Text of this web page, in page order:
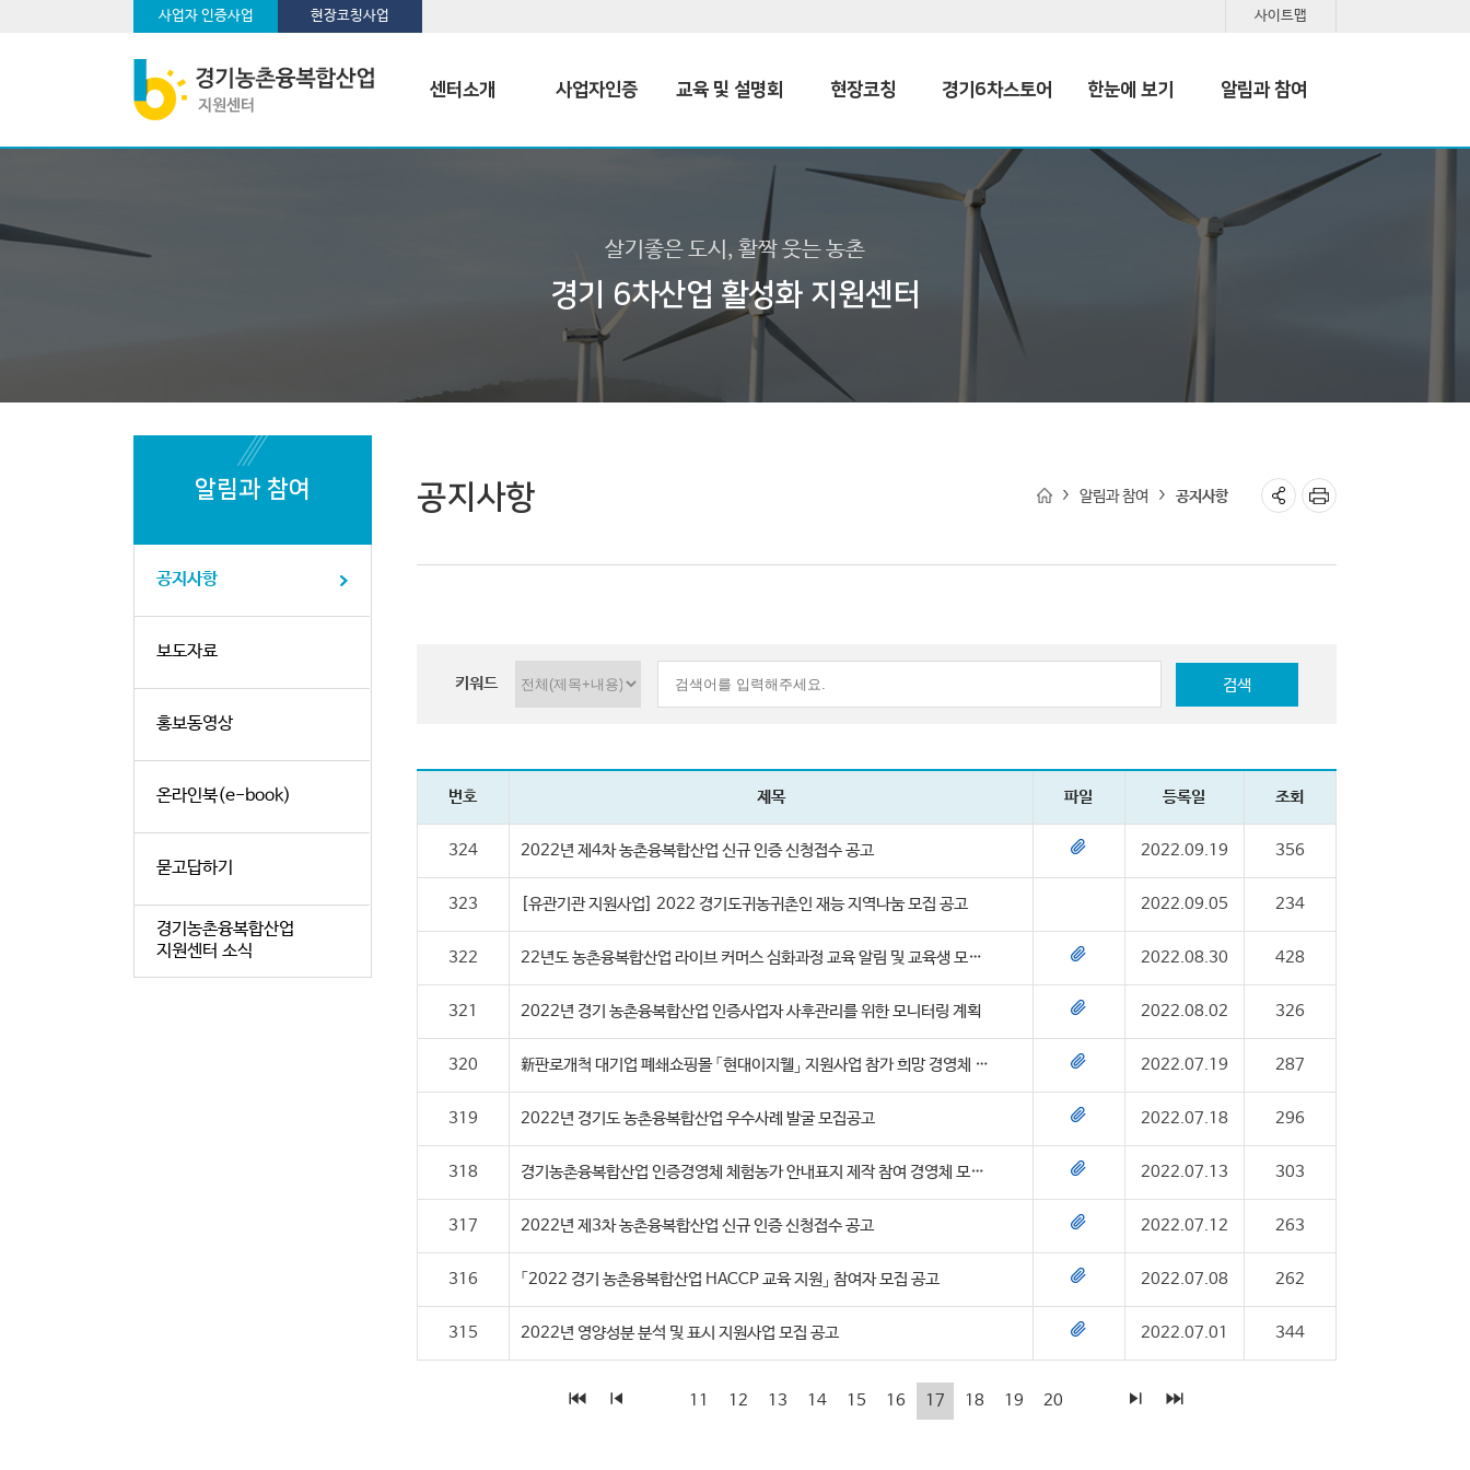
센터소개 사업자인증 교육 및 설명회 현장코칭 경기6차스토어 한눈에 보기 알림과 참여
사업자 인증사업 현장코칭사업 사이트맵
살기좋은 도시, 활짝 웃는 농촌
경기 6차산업 활성화 지원센터
알림과 참여
공지사항
보도자료
홍보동영상
온라인북(e-book)
묻고답하기
경기농촌융복합산업
지원센터 소식
공지사항 알림과 참여 공지사항
키워드 검색
번호 제목 파일 등록일 조회
324 2022년 제4차 농촌융복합산업 신규 인증 신청접수 공고 2022.09.19 356
323 [유관기관 지원사업] 2022 경기도귀농귀촌인 재능 지역나눔 모집 공고 2022.09.05 234
322 22년도 농촌융복합산업 라이브 커머스 심화과정 교육 알림 및 교육생 모집(지원센터) 2022.08.30 428
321 2022년 경기 농촌융복합산업 인증사업자 사후관리를 위한 모니터링 계획 2022.08.02 326
320 新판로개척 대기업 폐쇄쇼핑몰 「현대이지웰」 지원사업 참가 희망 경영체 모집 2022.07.19 287
319 2022년 경기도 농촌융복합산업 우수사례 발굴 모집공고 2022.07.18 296
318 경기농촌융복합산업 인증경영체 체험농가 안내표지 제작 참여 경영체 모집 공고 2022.07.13 303
317 2022년 제3차 농촌융복합산업 신규 인증 신청접수 공고 2022.07.12 263
316 「2022 경기 농촌융복합산업 HACCP 교육 지원」 참여자 모집 공고 2022.07.08 262
315 2022년 영양성분 분석 및 표시 지원사업 모집 공고 2022.07.01 344
11 12 13 14 15 16 17 18 19 20